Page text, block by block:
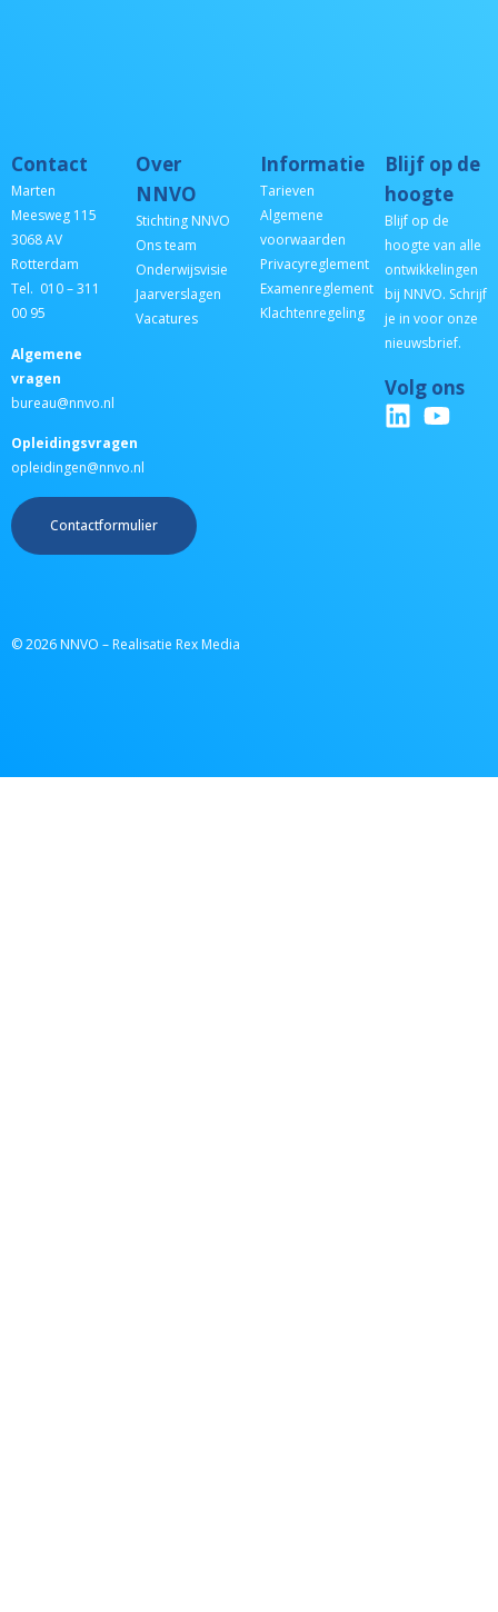
Contact
Marten
Meesweg 115
3068 AV
Rotterdam
Tel. 010 – 311
00 95
Algemene
vragen
bureau@nnvo.nl
Opleidingsvragen
opleidingen@nnvo.nl
Contactformulier
Over
NNVO
Stichting NNVO
Ons team
Onderwijsvisie
Jaarverslagen
Vacatures
Informatie
Tarieven
Algemene
voorwaarden
Privacyreglement
Examenreglement
Klachtenregeling
Blijf op de
hoogte
Blijf op de
hoogte van alle
ontwikkelingen
bij NNVO. Schrijf
je in voor onze
nieuwsbrief.
Volg ons
© 2026 NNVO – Realisatie Rex Media